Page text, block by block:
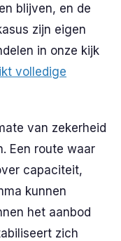
blijven, en de
zijn eigen
in onze kijk
volledige
van zekerheid
Een route waar
capaciteit,
kunnen
het aanbod
zich